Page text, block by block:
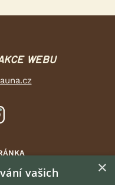
WEBU
×
vašich